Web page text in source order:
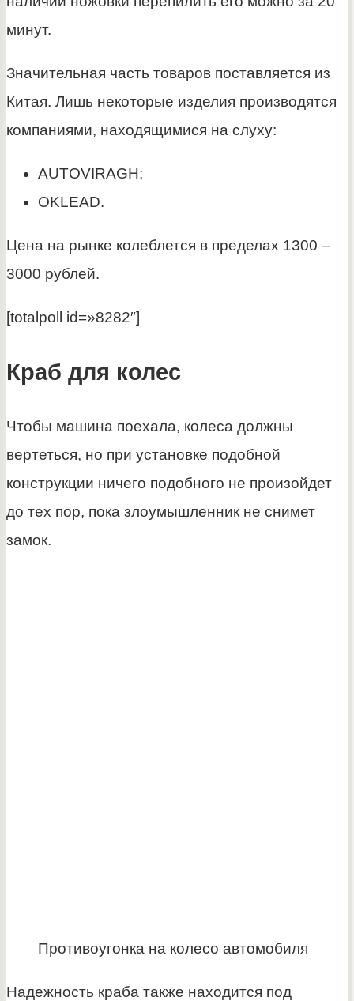
минут.
Значительная часть товаров поставляется из
Китая. Лишь некоторые изделия производятся
компаниями, находящимися на слуху:
AUTOVIRAGH;
OKLEAD.
Цена на рынке колеблется в пределах 1300 –
3000 рублей.
[totalpoll id=»8282″]
Краб для колес
Чтобы машина поехала, колеса должны
вертеться, но при установке подобной
конструкции ничего подобного не произойдет
до тех пор, пока злоумышленник не снимет
замок.
Противоугонка на колесо автомобиля
Надежность краба также находится под